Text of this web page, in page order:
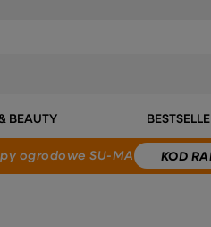
BEAUTY
ogrodowe SU-MA KOD